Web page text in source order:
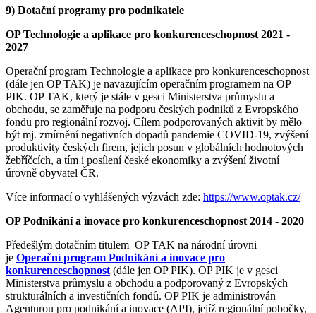
9) Dotační programy pro podnikatele
OP Technologie a aplikace pro konkurenceschopnost 2021 -
2027
Operační program Technologie a aplikace pro konkurenceschopnost
(dále jen OP TAK) je navazujícím operačním programem na OP
PIK. OP TAK, který je stále v gesci Ministerstva průmyslu a
obchodu, se zaměřuje na podporu českých podniků z Evropského
fondu pro regionální rozvoj. Cílem podporovaných aktivit by mělo
být mj. zmírnění negativních dopadů pandemie COVID-19, zvýšení
produktivity českých firem, jejich posun v globálních hodnotových
žebříčcích, a tím i posílení české ekonomiky a zvýšení životní
úrovně obyvatel ČR.
Více informací o vyhlášených výzvách zde: https://www.optak.cz/
OP Podnikání a inovace pro konkurenceschopnost 2014 - 2020
Předešlým dotačním titulem OP TAK na národní úrovni
je Operační program Podnikání a inovace pro
konkurenceschopnost (dále jen OP PIK). OP PIK je v gesci
Ministerstva průmyslu a obchodu a podporovaný z Evropských
strukturálních a investičních fondů. OP PIK je administrován
Agenturou pro podnikání a inovace (API), jejíž regionální pobočky,